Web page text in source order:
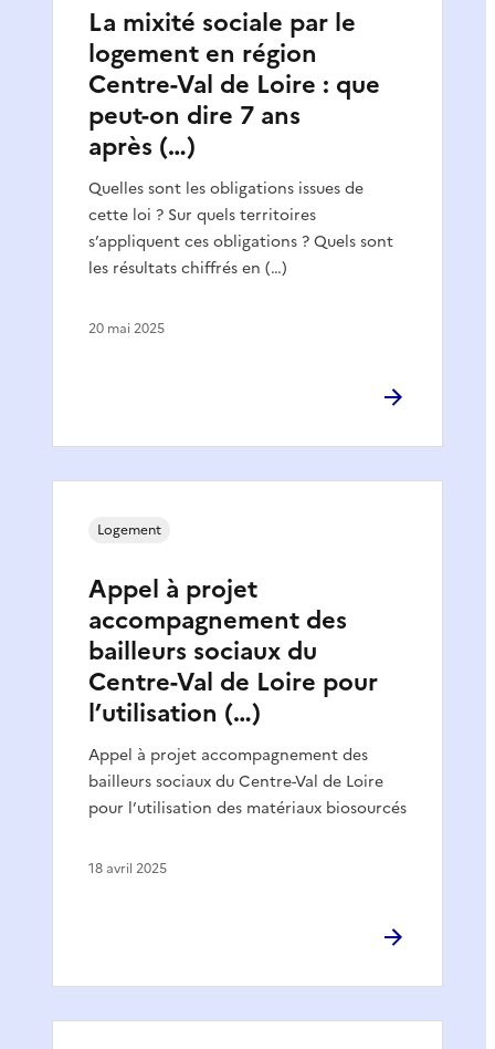
La mixité sociale par le
logement en région
Centre-Val de Loire : que
peut-on dire 7 ans
après (…)
Quelles sont les obligations issues de
cette loi ? Sur quels territoires
s’appliquent ces obligations ? Quels sont
les résultats chiffrés en (…)
20 mai 2025
Appel à projet
accompagnement des
bailleurs sociaux du
Centre-Val de Loire pour
l’utilisation (…)
Appel à projet accompagnement des
bailleurs sociaux du Centre-Val de Loire
pour l’utilisation des matériaux biosourcés
Logement
18 avril 2025